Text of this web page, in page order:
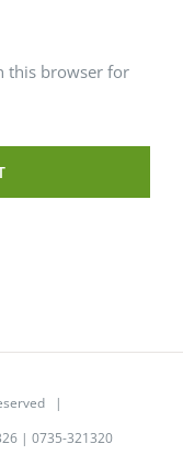
this browser for
|
| 0735-321320